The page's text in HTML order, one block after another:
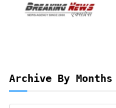
Archive By Months